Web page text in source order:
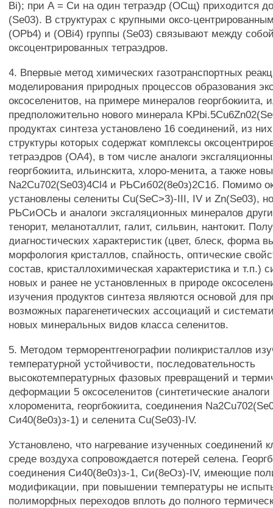
Bi); при А = Си на один тетраэдр (ОСщ) приходится до
(Se03). В структурах с крупными оксо-
(OPb4) и (OBi4) группы (Se03) связывают между
оксоцентрированных тетраэдров.
4. Впервые метод химических газотранспортных
моделирования природных процессов образования
оксоселенитов, на примере минералов георгбокиита,
предположительно нового минерала
продуктах синтеза установлено 16 соединений, из
структуры которых содержат комплексы
тетраэдров (ОА4), в том числе аналоги
георгбокиита, ильинскита, хлоро-менита, а также
Na2Cu702(Se03)4Cl4 и РЬСиб02(8е0з)2С1б. Помимо
установлены селениты Cu(SeC>3)-III, IV и Zn(Se03),
РЬСиОСЬ и аналоги эксгаляционных минералов
тенорит, меланоталлит, галит, сильвин, нантокит.
диагностических характеристик (цвет, блеск, форма
морфология кристаллов, спайность, оптические
состав, кристаллохимическая характеристика и т.п.)
новых и ранее не установленных в природе
изучения продуктов синтеза являются основой для
возможных парагенетических ассоциаций и
новых минеральных видов класса селенитов.
5. Методом терморентгенографии поликристаллов
температурной устойчивости, последовательность
высокотемпературных фазовых превращений и
деформации 5 оксоселенитов (синтетические
хлороменита, георгбокиита, соединения
Си40(8е0з)з-1) и селенита Cu(Se03)-IV.
Установлено, что нагревание изученных соединений
среде воздуха сопровождается потерей селена.
соединения Си40(8е0з)з-1, Си(8еОз)-IV, имеющие
модификации, при повышении температуры не
полиморфных переходов вплоть до полного